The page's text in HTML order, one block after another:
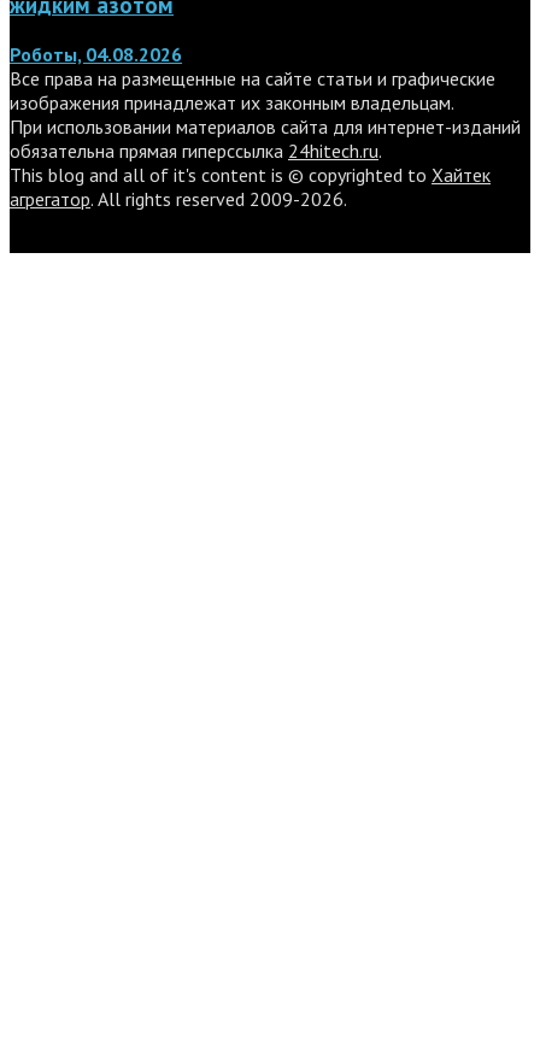
Роботы, 04.08.2026
Все права на размещенные на сайте статьи и графические
изображения принадлежат их законным владельцам.
При использовании материалов сайта для интернет-изданий
обязательна прямая гиперссылка 24hitech.ru.
This blog and all of it's content is © copyrighted to Хайтек
агрегатор. All rights reserved 2009-2026.